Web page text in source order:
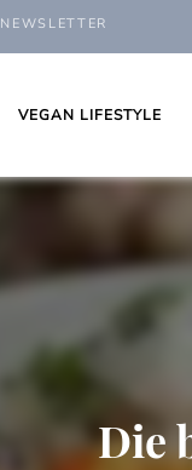
NEWSLETTER
VEGAN LIFESTYLE
Die